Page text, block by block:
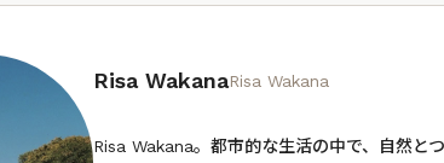
Risa WakanaRisa Wakana
Risa Wakana。都市的な生活の中で、自然と